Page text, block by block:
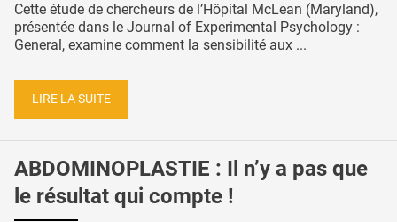
Cette étude de chercheurs de l’Hôpital McLean (Maryland),
présentée dans le Journal of Experimental Psychology :
General, examine comment la sensibilité aux ...
LIRE LA SUITE
ABDOMINOPLASTIE : Il n’y a pas que
le résultat qui compte !